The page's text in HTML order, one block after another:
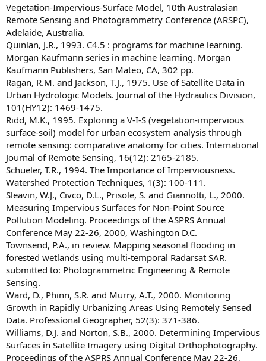
Vegetation-Impervious-Surface Model, 10th Australasian
Remote Sensing and Photogrammetry Conference (ARSPC),
Adelaide, Australia.
Quinlan, J.R., 1993. C4.5 : programs for machine learning.
Morgan Kaufmann series in machine learning. Morgan
Kaufmann Publishers, San Mateo, CA, 302 pp.
Ragan, R.M. and Jackson, T.J., 1975. Use of Satellite Data in
Urban Hydrologic Models. Journal of the Hydraulics Division,
101(HY12): 1469-1475.
Ridd, M.K., 1995. Exploring a V-I-S (vegetation-impervious
surface-soil) model for urban ecosystem analysis through
remote sensing: comparative anatomy for cities. International
Journal of Remote Sensing, 16(12): 2165-2185.
Schueler, T.R., 1994. The Importance of Imperviousness.
Watershed Protection Techniques, 1(3): 100-111.
Sleavin, W.J., Civco, D.L., Prisole, S. and Giannotti, L., 2000.
Measuring Impervious Surfaces for Non-Point Source
Pollution Modeling. Proceedings of the ASPRS Annual
Conference May 22-26, 2000, Washington D.C.
Townsend, P.A., in review. Mapping seasonal flooding in
forested wetlands using multi-temporal Radarsat SAR.
submitted to: Photogrammetric Engineering & Remote
Sensing.
Ward, D., Phinn, S.R. and Murry, A.T., 2000. Monitoring
Growth in Rapidly Urbanizing Areas Using Remotely Sensed
Data. Professional Geographer, 52(3): 371-386.
Williams, D.J. and Norton, S.B., 2000. Determining Impervious
Surfaces in Satellite Imagery using Digital Orthophotography.
Proceedings of the ASPRS Annual Conference May 22-26,